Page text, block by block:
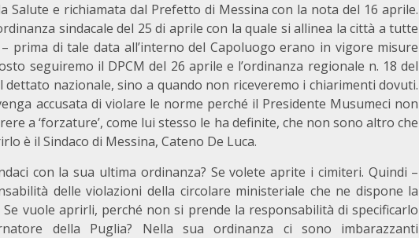
Salute e richiamata dal Prefetto di Messina con la nota del 16 aprile.
sindacale del 25 di aprile con la quale si allinea la città a tutte
prima di tale data all’interno del Capoluogo erano in vigore misure
seguiremo il DPCM del 26 aprile e l’ordinanza regionale n. 18 del
nazionale, sino a quando non riceveremo i chiarimenti dovuti.
accusata di violare le norme perché il Presidente Musumeci non
a ‘forzature’, come lui stesso le ha definite, che non sono altro che
è il Sindaco di Messina, Cateno De Luca.
con la sua ultima ordinanza? Se volete aprite i cimiteri. Quindi –
delle violazioni della circolare ministeriale che ne dispone la
vuole aprirli, perché non si prende la responsabilità di specificarlo
della Puglia? Nella sua ordinanza ci sono imbarazzanti